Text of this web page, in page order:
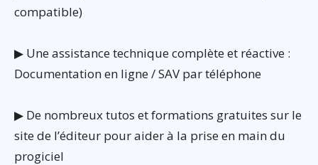
compatible)
▶ Une assistance technique complète et réactive :
Documentation en ligne / SAV par téléphone
▶ De nombreux tutos et formations gratuites sur le
site de l’éditeur pour aider à la prise en main du
progiciel